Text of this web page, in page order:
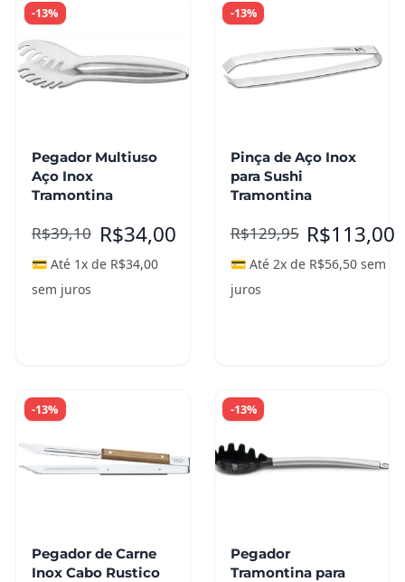
-13%
Pegador Multiuso
Aço Inox
Tramontina
R$39,10 R$34,00
💳 Até 1x de R$34,00
sem juros
-13%
Pinça de Aço Inox
para Sushi
Tramontina
R$129,95 R$113,00
💳 Até 2x de R$56,50sem
juros
-13%
Pegador de Carne
Inox Cabo Rustico
-13%
Pegador
Tramontina para